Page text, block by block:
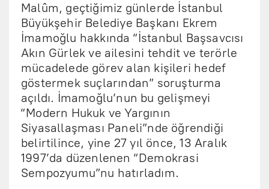
Malûm, geçtiğimiz günlerde İstanbul
Büyükşehir Belediye Başkanı Ekrem
İmamoğlu hakkında “İstanbul Başsavcısı
Akın Gürlek ve ailesini tehdit ve terörle
mücadelede görev alan kişileri hedef
göstermek suçlarından” soruşturma
açıldı. İmamoğlu’nun bu gelişmeyi
“Modern Hukuk ve Yargının
Siyasallaşması Paneli”nde öğrendiği
belirtilince, yine 27 yıl önce, 13 Aralık
1997’da düzenlenen “Demokrasi
Sempozyumu”nu hatırladım.